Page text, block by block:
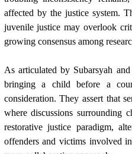
affected by the justice system.
juvenile justice may overlook
growing consensus among
As articulated by Subarsyah
bringing a child before a
consideration. They assert that
where discussions surrounding
restorative justice paradigm,
offenders and victims involved